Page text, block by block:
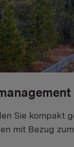
Sie kompakt
mit Bezug